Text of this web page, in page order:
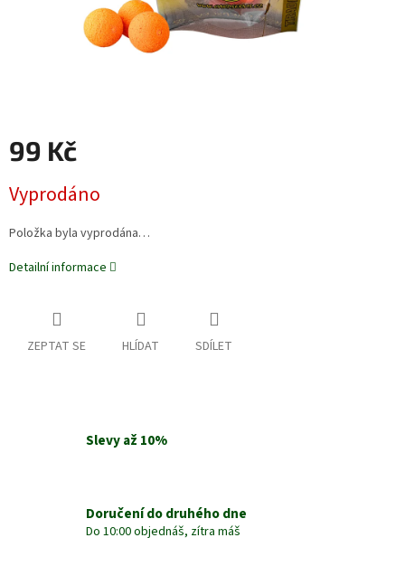
99 Kč
cena:
Vyprodáno
Položka byla vyprodána…
Detailní informace
ZEPTAT SE HLÍDAT SDÍLET
Slevy až 10%
Doručení do druhého dne
Do 10:00 objednáš, zítra máš